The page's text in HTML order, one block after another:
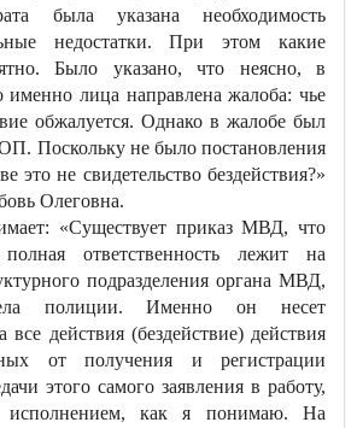
была указана необходимость
недостатки. При этом какие
Было указано, что неясно, в
именно лица направлена жалоба: чье
обжалуется. Однако в жалобе был
Поскольку не было постановления
это не свидетельство бездействия?»
Олеговна.
«Существует приказ МВД, что
ответственность лежит на
подразделения органа МВД,
полиции. Именно он несет
все действия (бездействие) действия
от получения и регистрации
этого самого заявления в работу,
исполнением, как я понимаю. На